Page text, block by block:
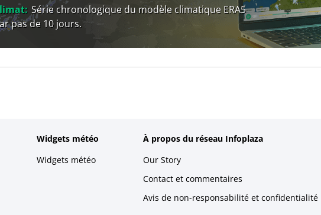
Série chronologique du modèle climatique ERA5
pas de 10 jours.
Widgets météo
Widgets météo
À propos du réseau Infoplaza
Our Story
Contact et commentaires
Avis de non-responsabilité et confidentialité